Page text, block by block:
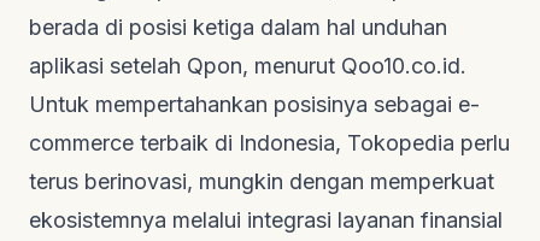
berada di posisi ketiga dalam hal unduhan
aplikasi setelah Qpon, menurut Qoo10.co.id.
Untuk mempertahankan posisinya sebagai e-
commerce terbaik di Indonesia, Tokopedia perlu
terus berinovasi, mungkin dengan memperkuat
ekosistemnya melalui integrasi layanan finansial